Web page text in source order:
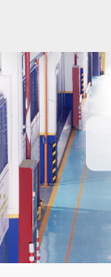
Produit
Entreprise
Soyez notre
Solution
Ressources
Contactez-